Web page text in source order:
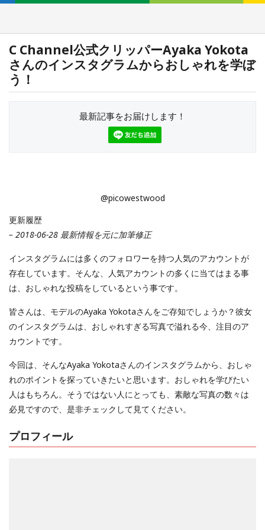
C Channel公式クリッパーAyaka Yokota
さんのインスタグラムからおしゃれを学ぼ
う！
最新記事をお届けします！
@picowestwood
更新履歴
– 2018-06-28 最新情報を元に加筆修正
インスタグラムには多くのフォロワーを持つ人気のアカウントが
存在しています。そんな、人気アカウントの多くに当てはまる事
は、おしゃれな投稿をしているという事です。
皆さんは、モデルのAyaka Yokotaさんをご存知でしょうか？彼女
のインスタグラムは、おしゃれすぎる写真で溢れる今、注目のア
カウントです。
今回は、そんなAyaka Yokotaさんのインスタグラムから、おしゃ
れのポイントを探っていきたいと思います。おしゃれを学びたい
人はもちろん。そうではない人にとっても、素敵な写真の数々は
必見ですので、是非チェックして見てください。
プロフィール